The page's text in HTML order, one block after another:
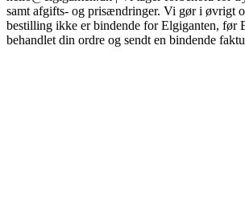
samt afgifts- og prisændringer. Vi gør i øvrigt
bestilling ikke er bindende for Elgiganten, før
behandlet din ordre og sendt en bindende